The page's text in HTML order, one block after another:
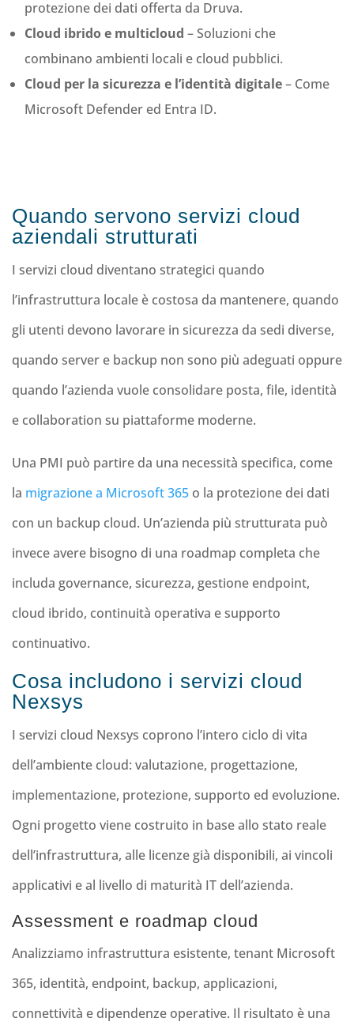
protezione dei dati offerta da Druva.
Cloud ibrido e multicloud – Soluzioni che
combinano ambienti locali e cloud pubblici.
Cloud per la sicurezza e l’identità digitale– Come
Microsoft Defender ed Entra ID.
Quando servono servizi cloud
aziendali strutturati
I servizi cloud diventano strategici quando
l’infrastruttura locale è costosa da mantenere, quando
gli utenti devono lavorare in sicurezza da sedi diverse,
quando server e backup non sono più adeguati oppure
quando l’azienda vuole consolidare posta, file, identità
e collaboration su piattaforme moderne.
Una PMI può partire da una necessità specifica, come
la migrazione a Microsoft 365 o la protezione dei dati
con un backup cloud. Un’azienda più strutturata può
invece avere bisogno di una roadmap completa che
includa governance, sicurezza, gestione endpoint,
cloud ibrido, continuità operativa e supporto
continuativo.
Cosa includono i servizi cloud
Nexsys
I servizi cloud Nexsys coprono l’intero ciclo di vita
dell’ambiente cloud: valutazione, progettazione,
implementazione, protezione, supporto ed evoluzione.
Ogni progetto viene costruito in base allo stato reale
dell’infrastruttura, alle licenze già disponibili, ai vincoli
applicativi e al livello di maturità IT dell’azienda.
Assessment e roadmap cloud
Analizziamo infrastruttura esistente, tenant Microsoft
365, identità, endpoint, backup, applicazioni,
connettività e dipendenze operative. Il risultato è una